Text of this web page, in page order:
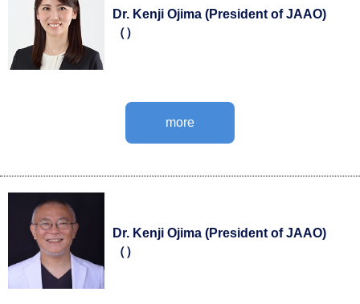
Dr. Kenji Ojima (President of JAAO)
（）
more
Dr. Kenji Ojima (President of JAAO)
（）